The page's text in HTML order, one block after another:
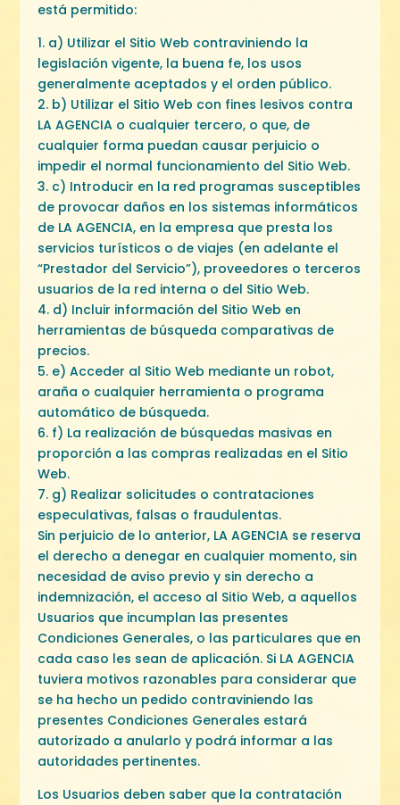
está permitido:
1. a) Utilizar el Sitio Web contraviniendo la
legislación vigente, la buena fe, los usos
generalmente aceptados y el orden público.
2. b) Utilizar el Sitio Web con fines lesivos contra
LA AGENCIA o cualquier tercero, o que, de
cualquier forma puedan causar perjuicio o
impedir el normal funcionamiento del Sitio Web.
3. c) Introducir en la red programas susceptibles
de provocar daños en los sistemas informáticos
de LA AGENCIA, en la empresa que presta los
servicios turísticos o de viajes (en adelante el
“Prestador del Servicio”), proveedores o terceros
usuarios de la red interna o del Sitio Web.
4. d) Incluir información del Sitio Web en
herramientas de búsqueda comparativas de
precios.
5. e) Acceder al Sitio Web mediante un robot,
araña o cualquier herramienta o programa
automático de búsqueda.
6. f) La realización de búsquedas masivas en
proporción a las compras realizadas en el Sitio
Web.
7. g) Realizar solicitudes o contrataciones
especulativas, falsas o fraudulentas.
Sin perjuicio de lo anterior, LA AGENCIA se reserva
el derecho a denegar en cualquier momento, sin
necesidad de aviso previo y sin derecho a
indemnización, el acceso al Sitio Web, a aquellos
Usuarios que incumplan las presentes
Condiciones Generales, o las particulares que en
cada caso les sean de aplicación. Si LA AGENCIA
tuviera motivos razonables para considerar que
se ha hecho un pedido contraviniendo las
presentes Condiciones Generales estará
autorizado a anularlo y podrá informar a las
autoridades pertinentes.
Los Usuarios deben saber que la contratación